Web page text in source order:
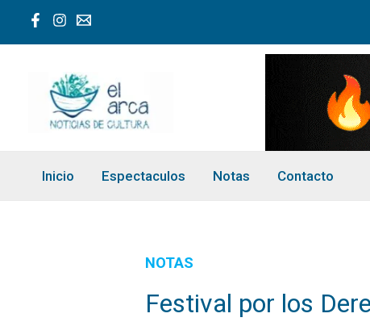
Inicio Espectaculos Notas Contacto
NOTAS
Festival por los